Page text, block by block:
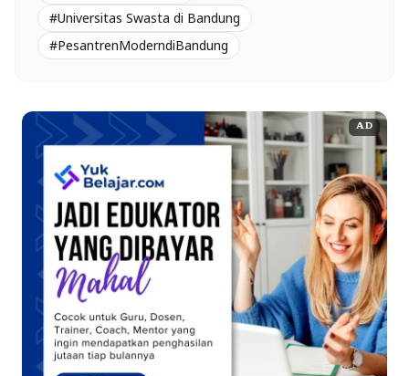
#Universitas Swasta di Bandung
#PesantrenModerndiBandung
AD